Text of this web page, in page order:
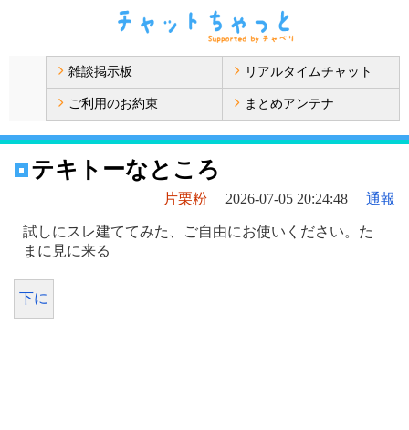
雑談掲示板 リアルタイムチャット
ご利用のお約束 まとめアンテナ
テキトーなところ
片栗粉 2026-07-05 20:24:48 通報
試しにスレ建ててみた、ご自由にお使いください。た
まに見に来る
下に